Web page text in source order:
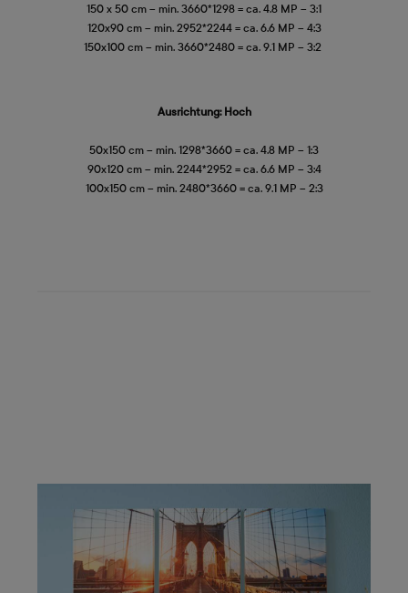
150 x 50 cm – min. 3660*1298 = ca. 4.8 MP – 3:1
120x90 cm – min. 2952*2244 = ca. 6.6 MP – 4:3
150x100 cm – min. 3660*2480 = ca. 9.1 MP – 3:2
Ausrichtung: Hoch
50x150 cm – min. 1298*3660 = ca. 4.8 MP – 1:3
90x120 cm – min. 2244*2952 = ca. 6.6 MP – 3:4
100x150 cm – min. 2480*3660 = ca. 9.1 MP – 2:3